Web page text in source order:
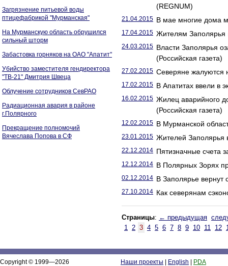
Загрязнение питьевой воды
птицефабрикой "Мурманская"
На Мурманскую область обрушился
сильный шторм
Забастовка горняков на ОАО "Апатит"
Убийство заместителя гендиректора
"ТВ-21" Дмитрия Швеца
Облучение сотрудников СевРАО
Радиационная авария в районе
г.Полярного
Прекращение полномочий
Вячеслава Попова в СФ
(REGNUM)
21.04.2015 В мае многие дома
17.04.2015 Жителям Заполярья
24.03.2015 Власти Заполярья
(Российская газета)
27.02.2015 Северяне жалуются
17.02.2015 В Апатитах ввели в
16.02.2015 Жилец аварийного
(Российская газета)
12.02.2015 В Мурманской
23.01.2015 Жителей Заполярья
22.12.2014 Пятизначные счета
12.12.2014 В Полярных Зорях
02.12.2014 В Заполярье вернут
27.10.2014 Как северянам
Страницы: ← предыдущая
1 2 3 4 5 6 7 8 9 10 11 12
Copyright © 1999—2026
Наши проекты English
PDA